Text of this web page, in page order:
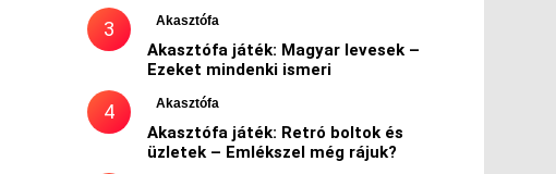
Akasztófa
Akasztófa játék: Magyar levesek –
Ezeket mindenki ismeri
Akasztófa
Akasztófa játék: Retró boltok és
üzletek – Emlékszel még rájuk?